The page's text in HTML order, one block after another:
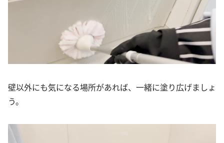
壁以外にも気になる場所があれば、一緒に塗り広げましょ
う。